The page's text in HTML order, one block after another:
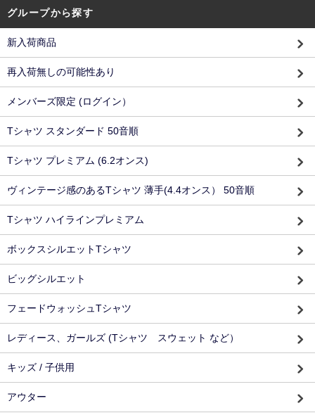
グループから探す
新入荷商品
再入荷無しの可能性あり
メンバーズ限定 (ログイン）
Tシャツ スタンダード 50音順
Tシャツ プレミアム (6.2オンス)
ヴィンテージ感のあるTシャツ 薄手(4.4オンス） 50音順
Tシャツ ハイラインプレミアム
ボックスシルエットTシャツ
ビッグシルエット
フェードウォッシュTシャツ
レディース、ガールズ (Tシャツ スウェット など）
キッズ / 子供用
アウター